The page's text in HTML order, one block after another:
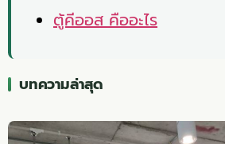
ตู้คีออส คืออะไร
บทความล่าสุด